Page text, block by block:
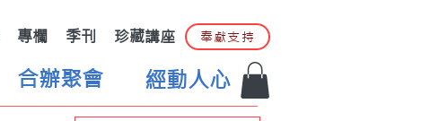
專欄 季刊 珍藏講座 奉獻支持
合辦聚會 經動人心